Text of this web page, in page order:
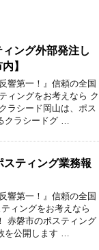
ィング外部発注し
】
響第一！』信頼の全国
ィングをお考えなら ク
ラシード岡山は、ポス
クラシードグ …
スティング業務報
響第一！』信頼の全国
ィングをお考えなら
赤磐市のポスティング
を公開します …